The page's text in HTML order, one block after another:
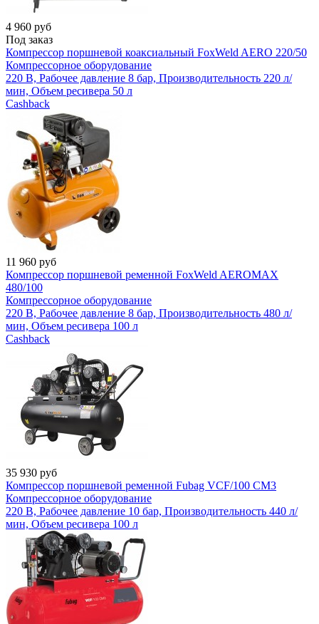
4 960 руб
Под заказ
Компрессор поршневой коаксиальный FoxWeld AERO 220/50
Компрессорное оборудование
220 В, Рабочее давление 8 бар, Производительность 220 л/
мин, Объем ресивера 50 л
Cashback
11 960 руб
Компрессор поршневой ременной FoxWeld AEROMAX
480/100
Компрессорное оборудование
220 В, Рабочее давление 8 бар, Производительность 480 л/
мин, Объем ресивера 100 л
Cashback
35 930 руб
Компрессор поршневой ременной Fubag VCF/100 СM3
Компрессорное оборудование
220 В, Рабочее давление 10 бар, Производительность 440 л/
мин, Объем ресивера 100 л